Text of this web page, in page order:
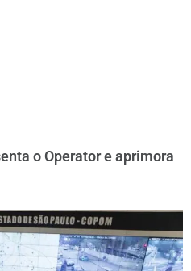
o Operator e aprimora